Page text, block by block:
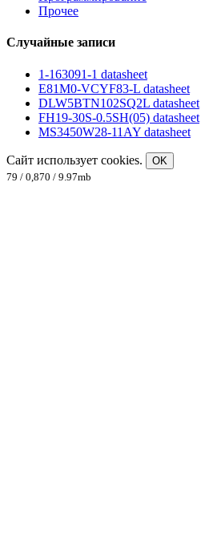
Прочее
Случайные записи
1-163091-1 datasheet
E81M0-VCYF83-L datasheet
DLW5BTN102SQ2L datasheet
FH19-30S-0.5SH(05) datasheet
MS3450W28-11AY datasheet
Сайт использует cookies.
OK
79 / 0,870 / 9.97mb